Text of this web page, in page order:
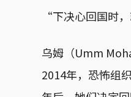
“下决心回国时
乌姆（Umm
2014年，恐怖组